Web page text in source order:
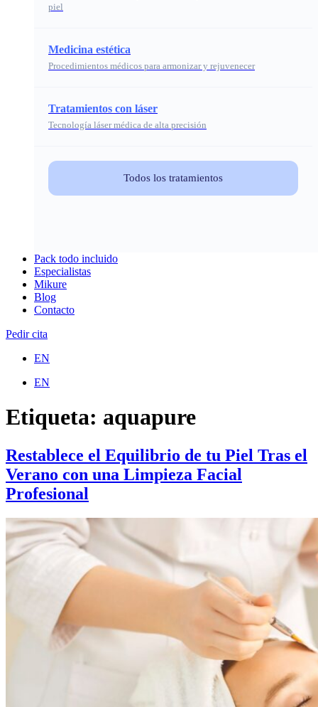
piel
Medicina estética
Procedimientos médicos para armonizar y rejuvenecer
Tratamientos con láser
Tecnología láser médica de alta precisión
Todos los tratamientos
Pack todo incluido
Especialistas
Mikure
Blog
Contacto
Pedir cita
EN
EN
Etiqueta: aquapure
Restablece el Equilibrio de tu Piel Tras el
Verano con una Limpieza Facial
Profesional